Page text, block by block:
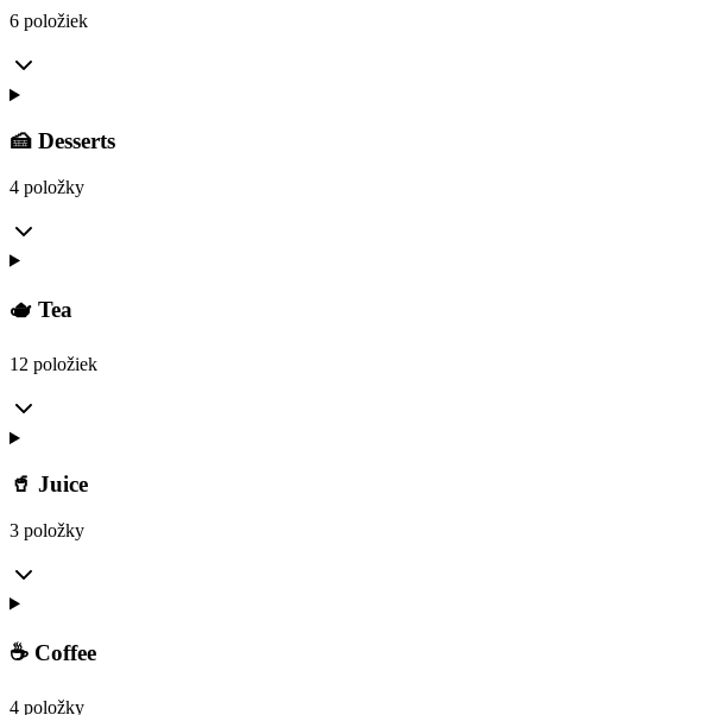
6 položiek
🍰 Desserts
4 položky
🫖 Tea
12 položiek
🥤 Juice
3 položky
☕ Coffee
4 položky